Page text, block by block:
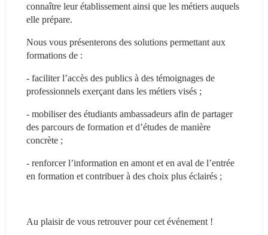
connaître leur établissement ainsi que les métiers auquels
elle prépare.
Nous vous présenterons des solutions permettant aux
formations de :
- faciliter l’accès des publics à des témoignages de
professionnels exerçant dans les métiers visés ;
- mobiliser des étudiants ambassadeurs afin de partager
des parcours de formation et d’études de manière
concrète ;
- renforcer l’information en amont et en aval de l’entrée
en formation et contribuer à des choix plus éclairés ;
Au plaisir de vous retrouver pour cet événement !